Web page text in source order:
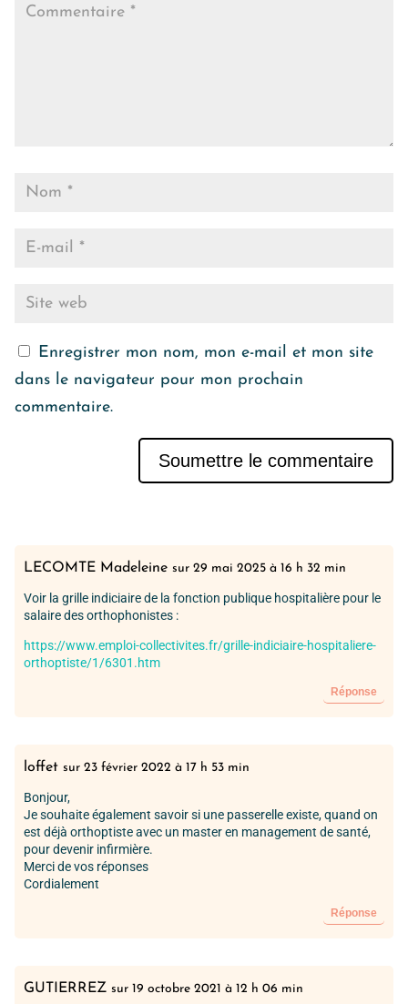
LECOMTE Madeleine sur 29 mai 2025 à 16 h 32 min
Voir la grille indiciaire de la fonction publique hospitalière pour le
salaire des orthophonistes :
https://www.emploi-collectivites.fr/grille-indiciaire-hospitaliere-
orthoptiste/1/6301.htm
Réponse
loffet sur 23 février 2022 à 17 h 53 min
Bonjour,
Je souhaite également savoir si une passerelle existe, quand on
est déjà orthoptiste avec un master en management de santé,
pour devenir infirmière.
Merci de vos réponses
Cordialement
Réponse
GUTIERREZ sur 19 octobre 2021 à 12 h 06 min
Enregistrer mon nom, mon e-mail et mon site
dans le navigateur pour mon prochain
commentaire.
Soumettre le commentaire